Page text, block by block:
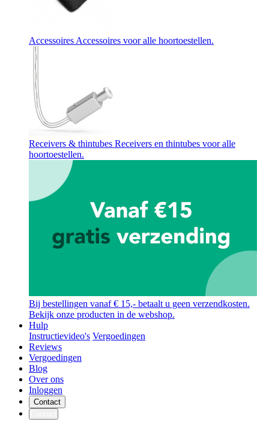
AccessoiresAccessoires voor alle hoortoestellen.
Receivers & thintubes Receivers en thintubes voor alle
hoortoestellen.
Bij bestellingen vanaf € 15,- betaalt u geen verzendkosten.
Bekijk onze producten in de webshop.
Hulp
Instructievideo's Vergoedingen
Reviews
Vergoedingen
Blog
Over ons
Inloggen
Contact